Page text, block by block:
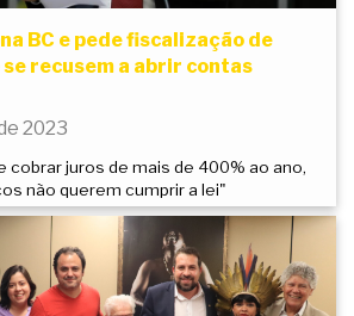
BC e pede fiscalização de
se recusem a abrir contas
2023
cobrar juros de mais de 400% ao ano,
não querem cumprir a lei"